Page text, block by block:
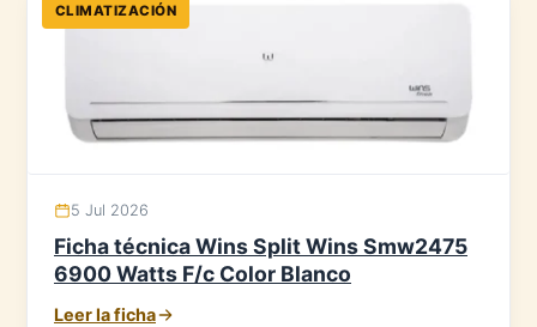
CLIMATIZACIÓN
5 Jul 2026
Ficha técnica Wins Split Wins Smw2475
6900 Watts F/c Color Blanco
Leer la ficha